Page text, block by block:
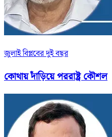
জুলাই বিপ্লবের দুই বছর
কোথায় দাঁড়িয়ে পররাষ্ট্র কৌশল